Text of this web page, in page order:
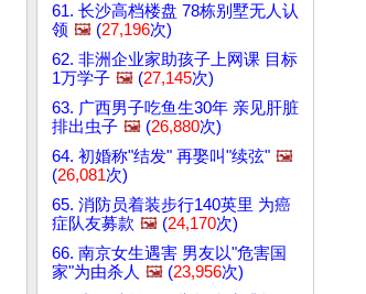
61. 长沙高档楼盘 78栋别墅无人认
领 🖼️ (27,196次)
62. 非洲企业家助孩子上网课 目标
1万学子 🖼️ (27,145次)
63. 广西男子吃鱼生30年 亲见肝脏
排出虫子 🖼️ (26,880次)
64. 初婚称"结发" 再娶叫"续弦" 🖼️
(26,081次)
65. 消防员着装步行140英里 为癌
症队友募款 🖼️ (24,170次)
66. 南京女生遇害 男友以"危害国
家"为由杀人 🖼️ (23,956次)